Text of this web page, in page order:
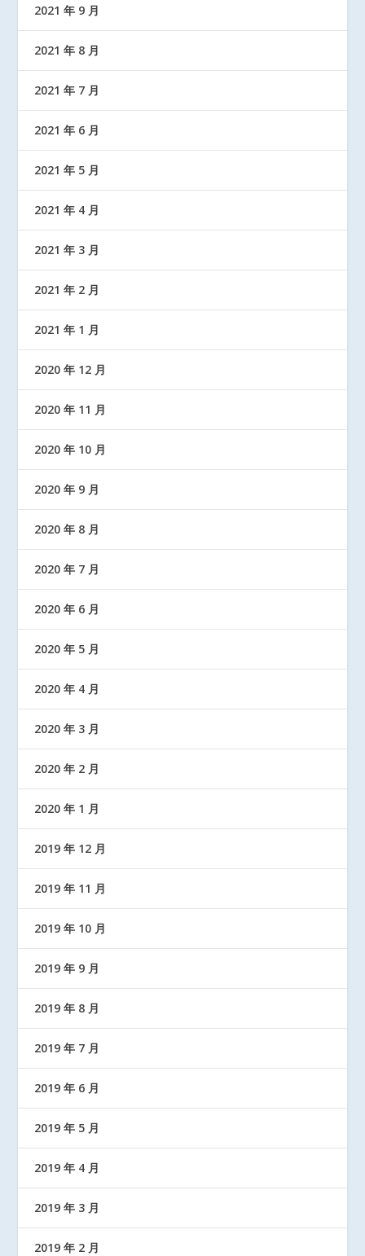
2021 年 9 月
2021 年 8 月
2021 年 7 月
2021 年 6 月
2021 年 5 月
2021 年 4 月
2021 年 3 月
2021 年 2 月
2021 年 1 月
2020 年 12 月
2020 年 11 月
2020 年 10 月
2020 年 9 月
2020 年 8 月
2020 年 7 月
2020 年 6 月
2020 年 5 月
2020 年 4 月
2020 年 3 月
2020 年 2 月
2020 年 1 月
2019 年 12 月
2019 年 11 月
2019 年 10 月
2019 年 9 月
2019 年 8 月
2019 年 7 月
2019 年 6 月
2019 年 5 月
2019 年 4 月
2019 年 3 月
2019 年 2 月